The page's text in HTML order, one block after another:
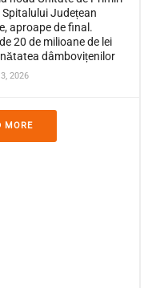
Spitalului Județean
aproape de final.
20 de milioane de lei
dâmbovițenilor
2026
MORE